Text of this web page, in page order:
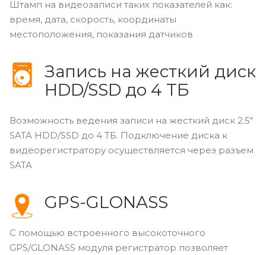
Штамп на видеозаписи таких показателей как:
время, дата, скорость, координаты
местоположения, показания датчиков
Запись на жесткий диск
HDD/SSD до 4 ТБ
Возможность ведения записи на жесткий диск 2.5"
SATA HDD/SSD до 4 ТБ. Подключение диска к
видеорегистратору осуществляется через разъем
SATA
GPS-GLONASS
С помощью встроенного высокоточного
GPS/GLONASS модуля регистратор позволяет